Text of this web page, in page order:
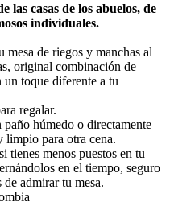
las casas de los abuelos, de
individuales.
mesa de riegos y manchas al
original combinación de
un toque diferente a tu
regalar.
húmedo o directamente
limpio para otra cena.
tienes menos puestos en tu
en el tiempo, seguro
de admirar tu mesa.